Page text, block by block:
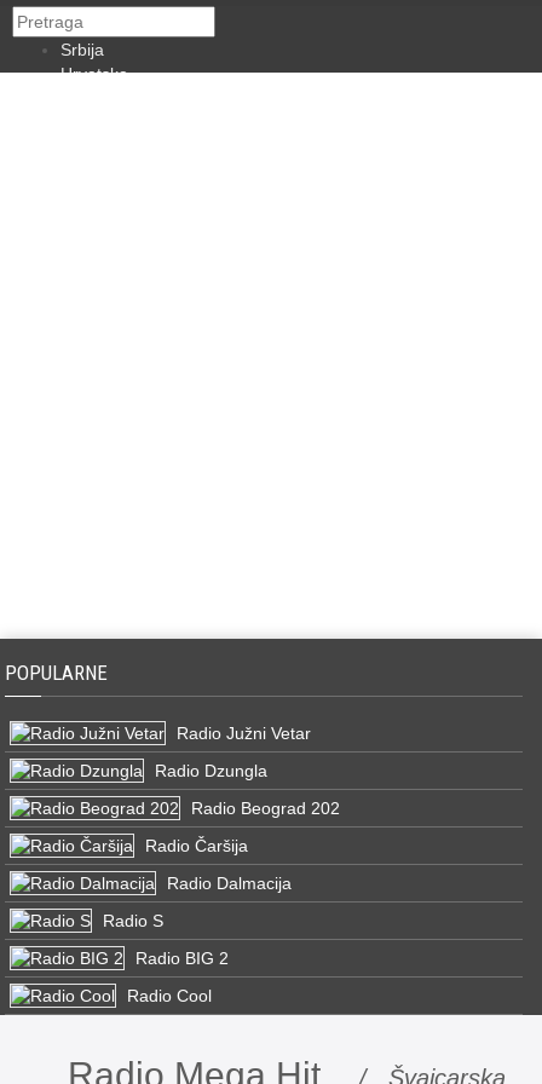
Srbija
Hrvatska
POPULARNE
Radio Južni Vetar
Radio Dzungla
Radio Beograd 202
Radio Čaršija
Radio Dalmacija
Radio S
Radio BIG 2
Radio Cool
Radio Mega Hit / Švajcarska